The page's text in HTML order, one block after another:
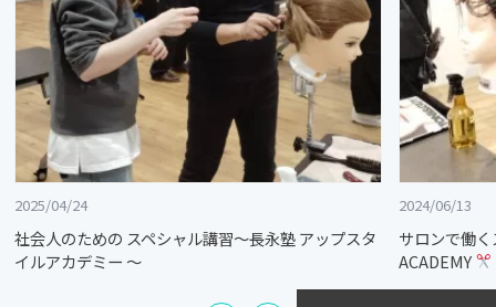
2025/04/24
社会人のための スペシャル講習～長永塾 アップスタ
イルアカデミー ～
2024/06/13
サロンで働
ACADEMY